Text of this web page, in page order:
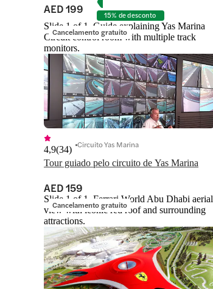
AED 199 15% de desconto
Cancelamento gratuito
Slide 1 of 1, Guide explaining Yas Marina
Circuit control room with multiple track
monitors.
Tour guiado pelo circuito de Yas Marina
4,9(34) Circuito Yas Marina
AED 159
Cancelamento gratuito
Slide 1 of 1, Ferrari World Abu Dhabi aerial
view with iconic red roof and surrounding
attractions.